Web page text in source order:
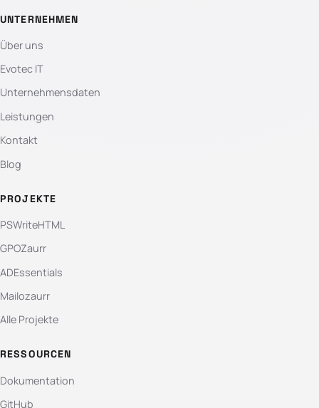
UNTERNEHMEN
Über uns
Evotec IT
Unternehmensdaten
Leistungen
Kontakt
Blog
PROJEKTE
PSWriteHTML
GPOZaurr
ADEssentials
Mailozaurr
Alle Projekte
RESSOURCEN
Dokumentation
GitHub